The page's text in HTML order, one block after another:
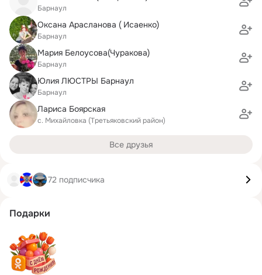
Барнаул
Оксана Арасланова ( Исаенко)
Барнаул
Мария Белоусова(Чуракова)
Барнаул
Юлия ЛЮСТРЫ Барнаул
Барнаул
Лариса Боярская
с. Михайловка (Третьяковский район)
Все друзья
72 подписчика
Подарки